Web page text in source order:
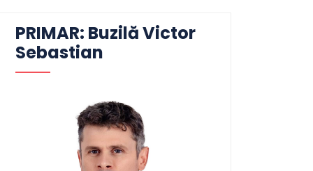
PRIMAR: Buzilă Victor
Sebastian